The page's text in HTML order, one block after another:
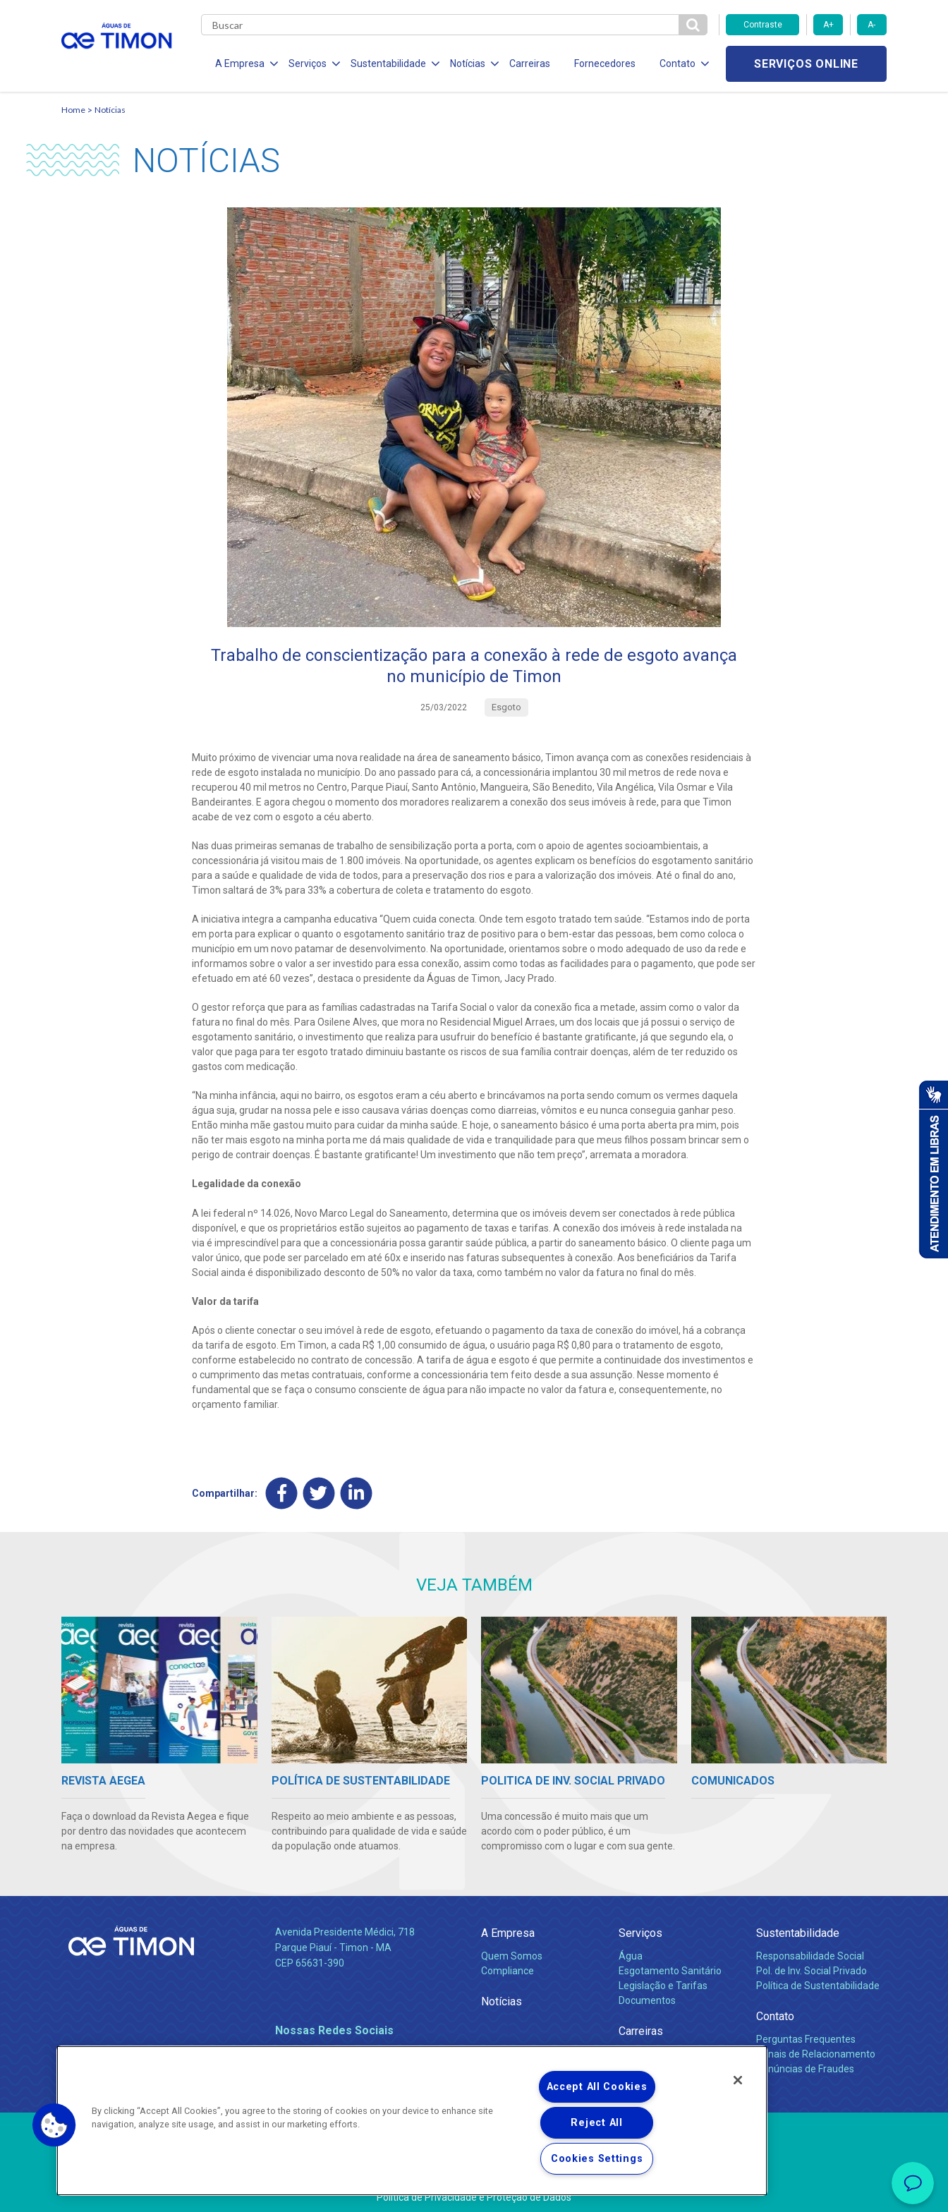
Contraste A+ A-
A Empresa Serviços Sustentabilidade Notícias Carreiras Fornecedores Contato SERVIÇOS ONLINE
Home Notícias
NOTÍCIAS
Trabalho de conscientização para a conexão à rede de esgoto avança
no município de Timon
25/03/2022 Esgoto
Muito próximo de vivenciar uma nova realidade na área de saneamento básico, Timon avança com as conexões residenciais à
rede de esgoto instalada no município. Do ano passado para cá, a concessionária implantou 30 mil metros de rede nova e
recuperou 40 mil metros no Centro, Parque Piauí, Santo Antônio, Mangueira, São Benedito, Vila Angélica, Vila Osmar e Vila
Bandeirantes. E agora chegou o momento dos moradores realizarem a conexão dos seus imóveis à rede, para que Timon
acabe de vez com o esgoto a céu aberto.
Nas duas primeiras semanas de trabalho de sensibilização porta a porta, com o apoio de agentes socioambientais, a
concessionária já visitou mais de 1.800 imóveis. Na oportunidade, os agentes explicam os benefícios do esgotamento sanitário
para a saúde e qualidade de vida de todos, para a preservação dos rios e para a valorização dos imóveis. Até o final do ano,
Timon saltará de 3% para 33% a cobertura de coleta e tratamento do esgoto.
A iniciativa integra a campanha educativa “Quem cuida conecta. Onde tem esgoto tratado tem saúde. “Estamos indo de porta
em porta para explicar o quanto o esgotamento sanitário traz de positivo para o bem-estar das pessoas, bem como coloca o
município em um novo patamar de desenvolvimento. Na oportunidade, orientamos sobre o modo adequado de uso da rede e
informamos sobre o valor a ser investido para essa conexão, assim como todas as facilidades para o pagamento, que pode ser
efetuado em até 60 vezes”, destaca o presidente da Águas de Timon, Jacy Prado.
O gestor reforça que para as famílias cadastradas na Tarifa Social o valor da conexão fica a metade, assim como o valor da
fatura no final do mês. Para Osilene Alves, que mora no Residencial Miguel Arraes, um dos locais que já possui o serviço de
esgotamento sanitário, o investimento que realiza para usufruir do benefício é bastante gratificante, já que segundo ela, o
valor que paga para ter esgoto tratado diminuiu bastante os riscos de sua família contrair doenças, além de ter reduzido os
gastos com medicação.
“Na minha infância, aqui no bairro, os esgotos eram a céu aberto e brincávamos na porta sendo comum os vermes daquela
água suja, grudar na nossa pele e isso causava várias doenças como diarreias, vômitos e eu nunca conseguia ganhar peso.
Então minha mãe gastou muito para cuidar da minha saúde. E hoje, o saneamento básico é uma porta aberta pra mim, pois
não ter mais esgoto na minha porta me dá mais qualidade de vida e tranquilidade para que meus filhos possam brincar sem o
perigo de contrair doenças. É bastante gratificante! Um investimento que não tem preço”, arremata a moradora.
Legalidade da conexão
A lei federal nº 14.026, Novo Marco Legal do Saneamento, determina que os imóveis devem ser conectados à rede pública
disponível, e que os proprietários estão sujeitos ao pagamento de taxas e tarifas. A conexão dos imóveis à rede instalada na
via é imprescindível para que a concessionária possa garantir saúde pública, a partir do saneamento básico. O cliente paga um
valor único, que pode ser parcelado em até 60x e inserido nas faturas subsequentes à conexão. Aos beneficiários da Tarifa
Social ainda é disponibilizado desconto de 50% no valor da taxa, como também no valor da fatura no final do mês.
Valor da tarifa
Após o cliente conectar o seu imóvel à rede de esgoto, efetuando o pagamento da taxa de conexão do imóvel, há a cobrança
da tarifa de esgoto. Em Timon, a cada R$ 1,00 consumido de água, o usuário paga R$ 0,80 para o tratamento de esgoto,
conforme estabelecido no contrato de concessão. A tarifa de água e esgoto é que permite a continuidade dos investimentos e
o cumprimento das metas contratuais, conforme a concessionária tem feito desde a sua assunção. Nesse momento é
fundamental que se faça o consumo consciente de água para não impacte no valor da fatura e, consequentemente, no
orçamento familiar.
Compartilhar:
VEJA TAMBÉM
REVISTA AEGEA
Faça o download da Revista Aegea e fique
por dentro das novidades que acontecem
na empresa.
POLÍTICA DE SUSTENTABILIDADE
Respeito ao meio ambiente e as pessoas,
contribuindo para qualidade de vida e saúde
da população onde atuamos.
POLITICA DE INV. SOCIAL PRIVADO
Uma concessão é muito mais que um
acordo com o poder público, é um
compromisso com o lugar e com sua gente.
COMUNICADOS
Avenida Presidente Médici, 718
Parque Piauí - Timon - MA
CEP 65631-390
Nossas Redes Sociais
A Empresa
Quem Somos
Compliance
Notícias
Serviços
Água
Esgotamento Sanitário
Legislação e Tarifas
Documentos
Carreiras
Sustentabilidade
Responsabilidade Social
Pol. de Inv. Social Privado
Política de Sustentabilidade
Contato
Perguntas Frequentes
Canais de Relacionamento
Denúncias de Fraudes
Copyright ® 2026 - Todos os Direitos Reservados.
Política de Privacidade e Proteção de Dados
By clicking “Accept All Cookies”, you agree to the storing of cookies on your device to enhance site
navigation, analyze site usage, and assist in our marketing efforts.
Accept All Cookies
Reject All
Cookies Settings